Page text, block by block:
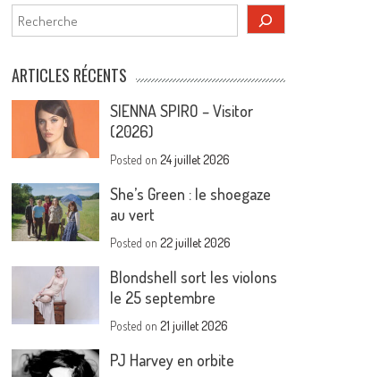
Rechercher
ARTICLES RÉCENTS
SIENNA SPIRO – Visitor
(2026)
Posted on24 juillet 2026
She’s Green : le shoegaze
au vert
Posted on22 juillet 2026
Blondshell sort les violons
le 25 septembre
Posted on21 juillet 2026
PJ Harvey en orbite